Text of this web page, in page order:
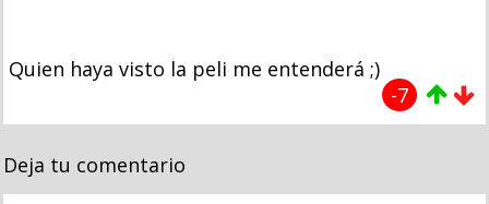
Quien haya visto la peli me entenderá ;)
-7
Deja tu comentario